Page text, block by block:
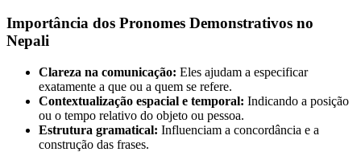
Importância dos Pronomes Demonstrativos no
Nepali
Clareza na comunicação: Eles ajudam a especificar
exatamente a que ou a quem se refere.
Contextualização espacial e temporal: Indicando a posição
ou o tempo relativo do objeto ou pessoa.
Estrutura gramatical: Influenciam a concordância e a
construção das frases.